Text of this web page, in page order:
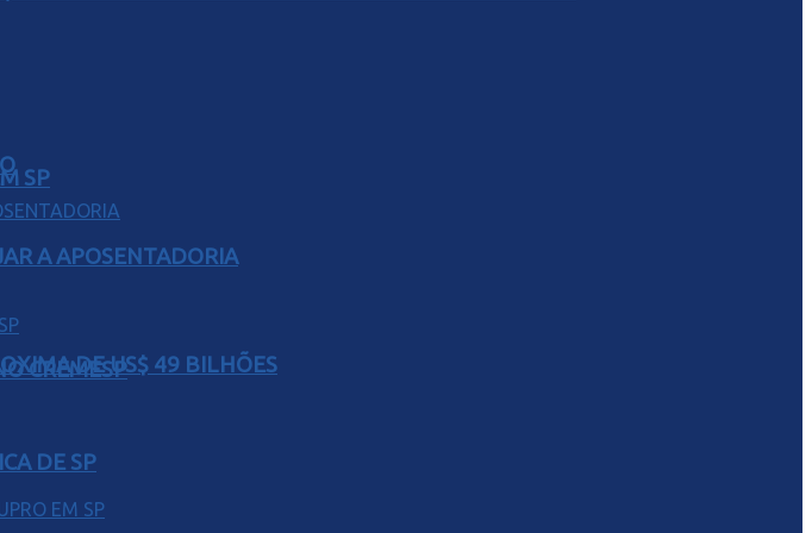
SP
DE US$ 49 BILHÕES
A APOSENTADORIA
CREMESP
DE SP